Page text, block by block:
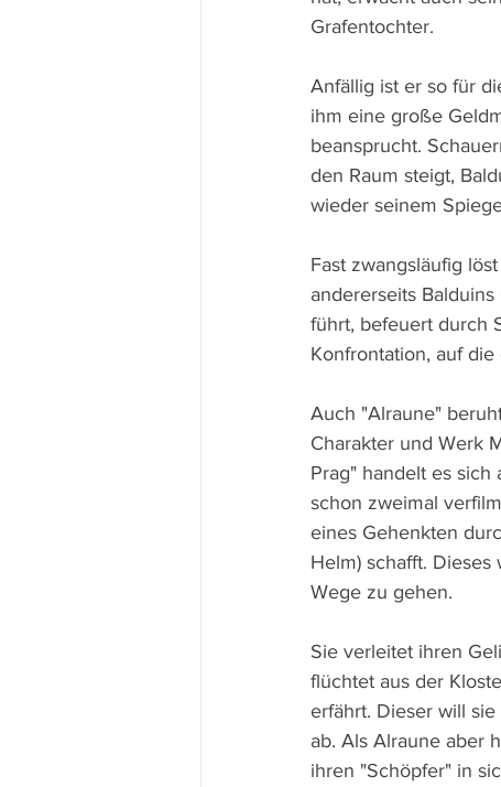
Grafentochter.
Anfällig ist er so für
ihm eine große
beansprucht.
den Raum steigt,
wieder seinem
Fast zwangsläufig
andererseits
führt, befeuert durch
Konfrontation, auf
Auch "Alraune"
Charakter und Werk
Prag" handelt es sich
schon zweimal
eines Gehenkten
Helm) schafft.
Wege zu gehen.
Sie verleitet ihren
flüchtet aus der
erfährt. Dieser will
ab. Als Alraune aber
ihren "Schöpfer" in